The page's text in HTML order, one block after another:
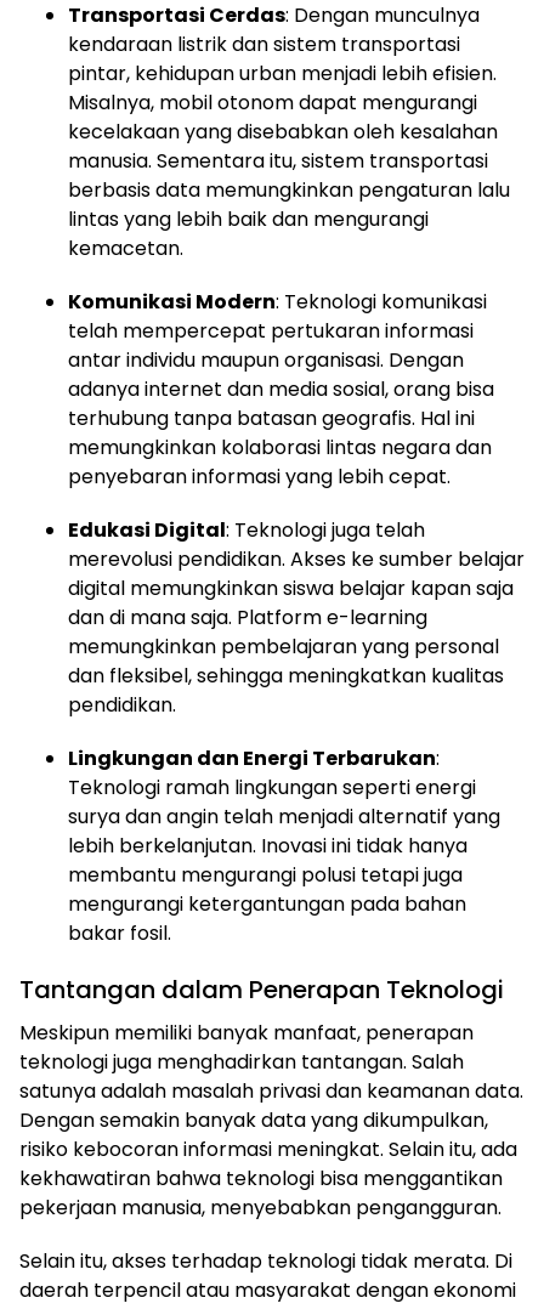
Transportasi Cerdas: Dengan munculnya
kendaraan listrik dan sistem transportasi
pintar, kehidupan urban menjadi lebih efisien.
Misalnya, mobil otonom dapat mengurangi
kecelakaan yang disebabkan oleh kesalahan
manusia. Sementara itu, sistem transportasi
berbasis data memungkinkan pengaturan lalu
lintas yang lebih baik dan mengurangi
kemacetan.
Komunikasi Modern: Teknologi komunikasi
telah mempercepat pertukaran informasi
antar individu maupun organisasi. Dengan
adanya internet dan media sosial, orang bisa
terhubung tanpa batasan geografis. Hal ini
memungkinkan kolaborasi lintas negara dan
penyebaran informasi yang lebih cepat.
Edukasi Digital: Teknologi juga telah
merevolusi pendidikan. Akses ke sumber belajar
digital memungkinkan siswa belajar kapan saja
dan di mana saja. Platform e-learning
memungkinkan pembelajaran yang personal
dan fleksibel, sehingga meningkatkan kualitas
pendidikan.
Lingkungan dan Energi Terbarukan:
Teknologi ramah lingkungan seperti energi
surya dan angin telah menjadi alternatif yang
lebih berkelanjutan. Inovasi ini tidak hanya
membantu mengurangi polusi tetapi juga
mengurangi ketergantungan pada bahan
bakar fosil.
Tantangan dalam Penerapan Teknologi
Meskipun memiliki banyak manfaat, penerapan
teknologi juga menghadirkan tantangan. Salah
satunya adalah masalah privasi dan keamanan data.
Dengan semakin banyak data yang dikumpulkan,
risiko kebocoran informasi meningkat. Selain itu, ada
kekhawatiran bahwa teknologi bisa menggantikan
pekerjaan manusia, menyebabkan pengangguran.
Selain itu, akses terhadap teknologi tidak merata. Di
daerah terpencil atau masyarakat dengan ekonomi